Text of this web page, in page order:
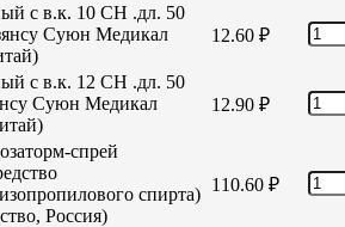
с в.к. 10 СН .дл. 50
Суюн Медикал
12.60 ₽
с в.к. 12 СН .дл. 50
Суюн Медикал
12.90 ₽
спрей
спирта)
Россия)
110.60 ₽